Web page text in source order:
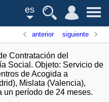
es
anterior siguiente
Contratación del
Social. Objeto: Servicio de
de Acogida a
Mislata (Valencia),
un período de 24 meses.